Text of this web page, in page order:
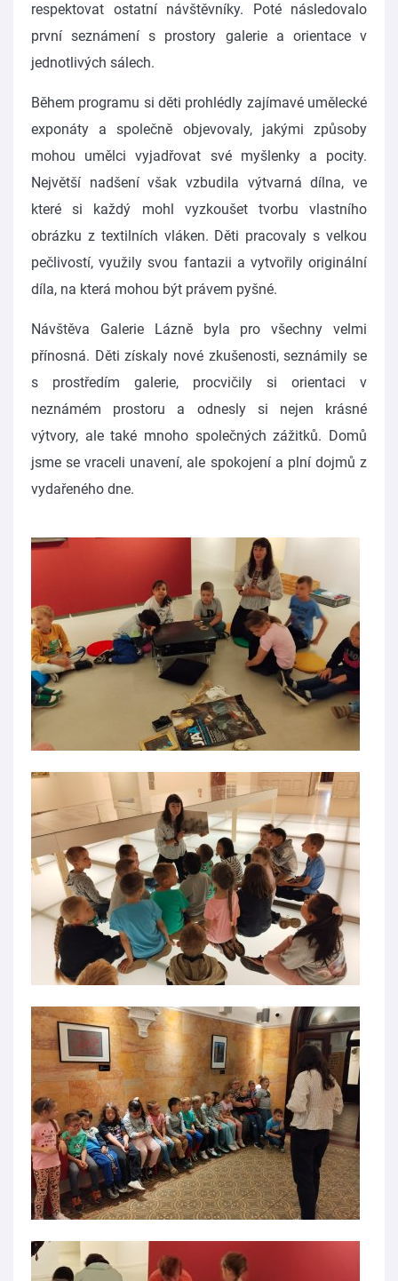
respektovat ostatní návštěvníky. Poté následovalo
první seznámení s prostory galerie a orientace v
jednotlivých sálech.
Během programu si děti prohlédly zajímavé umělecké
exponáty a společně objevovaly, jakými způsoby
mohou umělci vyjadřovat své myšlenky a pocity.
Největší nadšení však vzbudila výtvarná dílna, ve
které si každý mohl vyzkoušet tvorbu vlastního
obrázku z textilních vláken. Děti pracovaly s velkou
pečlivostí, využily svou fantazii a vytvořily originální
díla, na která mohou být právem pyšné.
Návštěva Galerie Lázně byla pro všechny velmi
přínosná. Děti získaly nové zkušenosti, seznámily se
s prostředím galerie, procvičily si orientaci v
neznámém prostoru a odnesly si nejen krásné
výtvory, ale také mnoho společných zážitků. Domů
jsme se vraceli unavení, ale spokojení a plní dojmů z
vydařeného dne.